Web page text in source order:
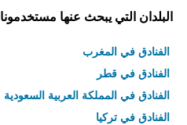
البلدان التي يبحث عنها مستخدمونا
الفنادق في المغرب
الفنادق في قطر
الفنادق في المملكة العربية السعودية
الفنادق في تركيا